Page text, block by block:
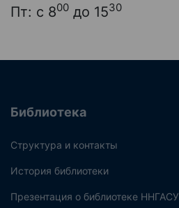
Пт: с 800 до 1530
Библиотека
Структура и контакты
История библиотеки
Презентация о библиотеке ННГАСУ